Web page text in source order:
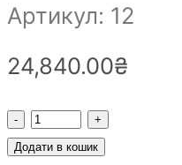
Артикул: 12
24,840.00₴
Кондиціонер
інверторний
Додати в кошик